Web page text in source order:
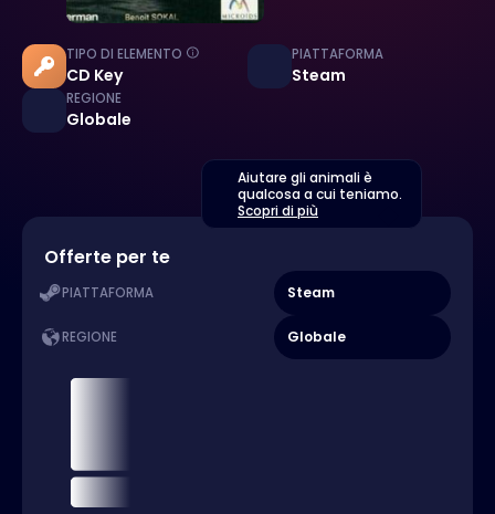
TIPO DI ELEMENTO
CD Key
PIATTAFORMA
Steam
REGIONE
Globale
Aiutare gli animali è
qualcosa a cui teniamo.
Scopri di più
Offerte per te
PIATTAFORMA Steam
REGIONE Globale